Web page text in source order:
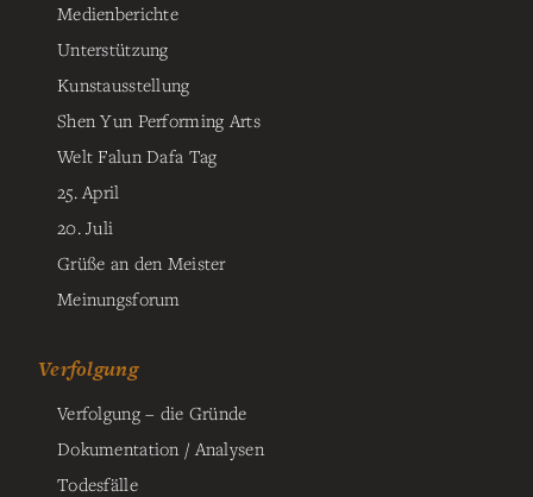
Medienberichte
Unterstützung
Kunstausstellung
Shen Yun Performing Arts
Welt Falun Dafa Tag
25. April
20. Juli
Grüße an den Meister
Meinungsforum
Verfolgung
Verfolgung – die Gründe
Dokumentation / Analysen
Todesfälle